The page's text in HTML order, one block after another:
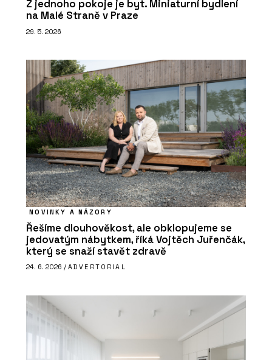
Z jednoho pokoje je byt. Miniaturní bydlení
na Malé Straně v Praze
29. 5. 2026
NOVINKY A NÁZORY
Řešíme dlouhověkost, ale obklopujeme se
jedovatým nábytkem, říká Vojtěch Juřenčák,
který se snaží stavět zdravě
24. 6. 2026 / ADVERTORIAL